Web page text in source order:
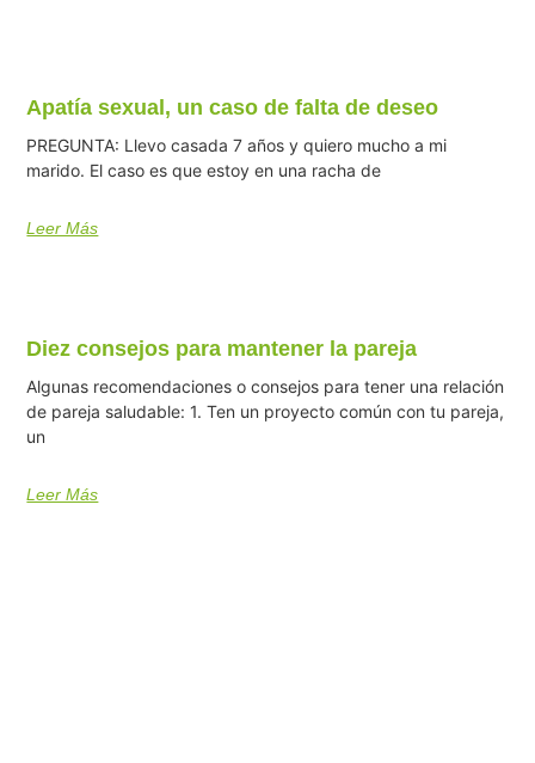
Apatía sexual, un caso de falta de deseo
PREGUNTA: Llevo casada 7 años y quiero mucho a mi
marido. El caso es que estoy en una racha de
Leer Más
Diez consejos para mantener la pareja
Algunas recomendaciones o consejos para tener una relación
de pareja saludable: 1. Ten un proyecto común con tu pareja,
un
Leer Más